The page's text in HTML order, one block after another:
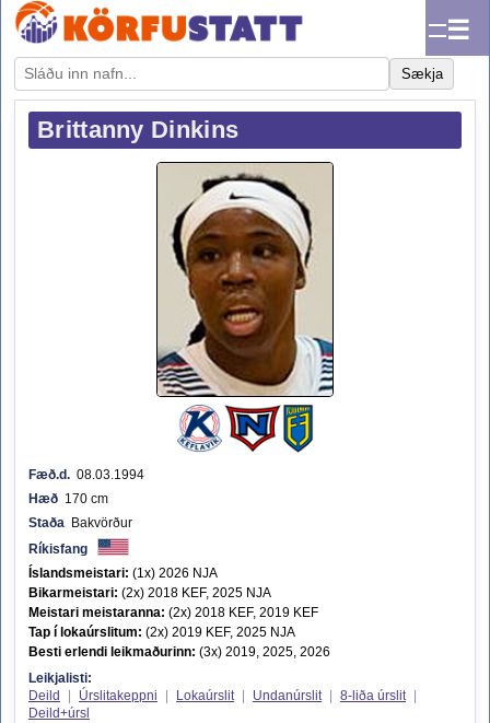
☰
Sækja
Brittanny Dinkins
Fæð.d. 08.03.1994
Hæð 170 cm
Staða Bakvörður
Ríkisfang
Íslandsmeistari: (1x) 2026 NJA
Bikarmeistari: (2x) 2018 KEF, 2025 NJA
Meistari meistaranna: (2x) 2018 KEF, 2019 KEF
Tap í lokaúrslitum: (2x) 2019 KEF, 2025 NJA
Besti erlendi leikmaðurinn: (3x) 2019, 2025, 2026
Leikjalisti:
Deild
Úrslitakeppni Lokaúrslit Undanúrslit 8-liða úrslit
Deild+úrsl